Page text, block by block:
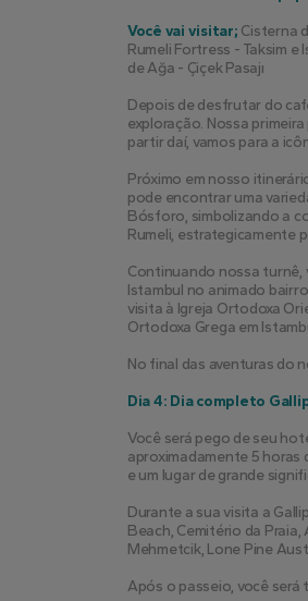
Você vai visitar; Cisterna
Rumeli Fortress - Taksim
de Ağa - Çiçek Pasajı
Depois de desfrutar do
exploração. Nossa
partir daí, vamos para a
Próximo em nosso
pode encontrar uma
Bósforo, simbolizando a
Rumeli, estrategicamente
Continuando nossa turnê,
Istambul no animado
visita à Igreja Ortodoxa
Ortodoxa Grega em
No final das aventuras do
Dia 4: Dia completo
Você será pego de seu
aproximadamente 5 horas
e um lugar de grande
Durante a sua visita a
Beach, Cemitério da Praia,
Mehmetcik, Lone Pine
Após o passeio, você será